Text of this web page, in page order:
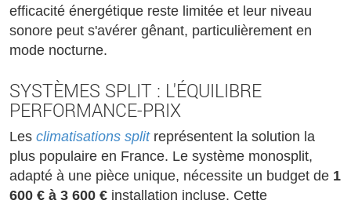
efficacité énergétique reste limitée et leur niveau
sonore peut s'avérer gênant, particulièrement en
mode nocturne.
SYSTÈMES SPLIT : L'ÉQUILIBRE
PERFORMANCE-PRIX
Les climatisations splitreprésentent la solution la
plus populaire en France. Le système monosplit,
adapté à une pièce unique, nécessite un budget de 1
600 € à 3 600 € installation incluse. Cette